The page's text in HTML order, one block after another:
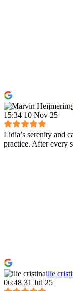
15:34 10 Nov 25
Lidia’s serenity and
practice. After every
ilie
06:48 31 Jul 25